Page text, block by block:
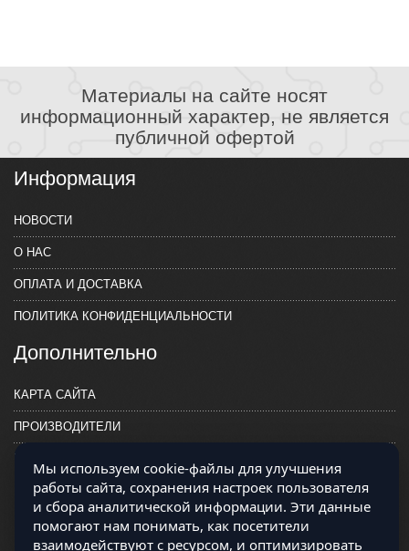
Материалы на сайте носят
информационный характер, не является
публичной офертой
Информация
НОВОСТИ
О НАС
ОПЛАТА И ДОСТАВКА
ПОЛИТИКА КОНФИДЕНЦИАЛЬНОСТИ
Дополнительно
КАРТА САЙТА
ПРОИЗВОДИТЕЛИ
КОНТАКТЫ
Мы используем cookie-файлы для улучшения
работы сайта, сохранения настроек пользователя
и сбора аналитической информации. Эти данные
помогают нам понимать, как посетители
взаимодействуют с ресурсом, и оптимизировать